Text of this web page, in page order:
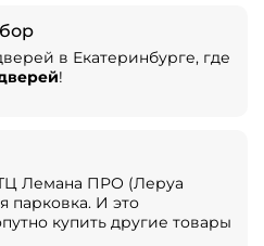
в Екатеринбурге, где
!
Лемана ПРО (Леруа
парковка. И это
купить другие товары